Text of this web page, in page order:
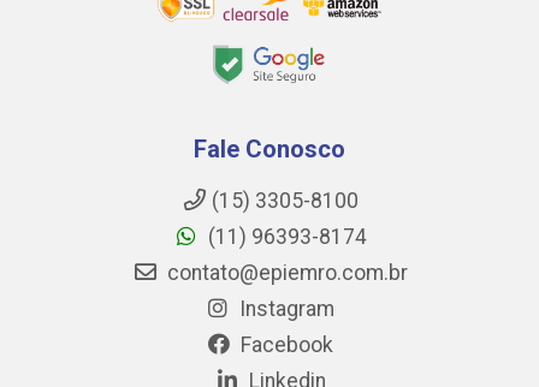
Fale Conosco
(15) 3305-8100
(11) 96393-8174
contato@epiemro.com.br
Instagram
Facebook
Linkedin